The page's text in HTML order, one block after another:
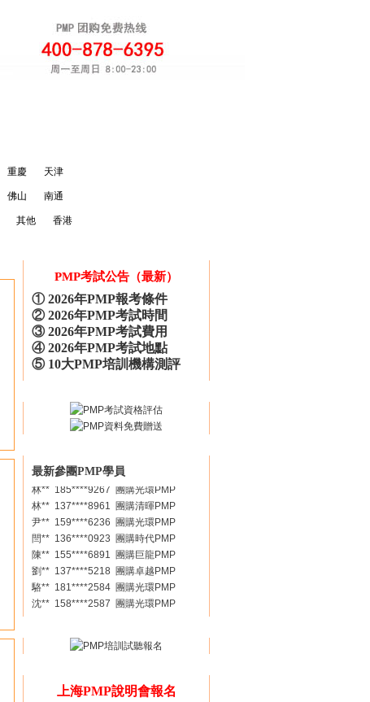
重慶 天津
佛山 南通
其他 香港
PMP考試公告（最新）
①2026年PMP報考條件
②2026年PMP考試時間
③2026年PMP考試費用
④2026年PMP考試地點
⑤ 10大PMP培訓機構測評
最新參團PMP學員
曲** 186****0121 團購光環PMP
丁** 158****0566 團購卓越PMP
劉** 183****1139 團購清暉PMP
周** 159****6555 團購光環PMP
魏** 181****9561 團購卓越PMP
張** 158****6284 團購光環PMP
周** 137****8342 團購光環PMP
王** 186****1598 團購巨龍PMP
黃** 162****1256 團購卓越PMP
胡** 138****3664 團購卓越PMP
程** 139****6295 團購光環PMP
李** 138****6031 團購光環PMP
林** 185****9267 團購光環PMP
林** 137****8961 團購清暉PMP
尹** 159****6236 團購光環PMP
閆** 136****0923 團購時代PMP
陳** 155****6891 團購巨龍PMP
劉** 137****5218 團購卓越PMP
駱** 181****2584 團購光環PMP
沈** 158****2587 團購光環PMP
張** 156****3269 團購卓越PMP
何** 139****2358 團購欣旋PMP
王** 136****8532 團購光環PMP
上海PMP說明會報名